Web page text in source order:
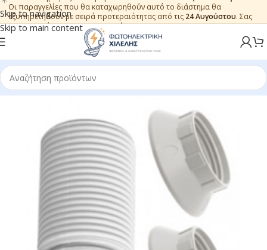
Skip to navigation
Skip to main content
Οι παραγγελίες που θα καταχωρηθούν αυτό το διάστημα θα
εξυπηρετηθούν με σειρά προτεραιότητας από τις 24 Αυγούστου. Σας
ευχαριστούμε για την εμπιστοσύνη.